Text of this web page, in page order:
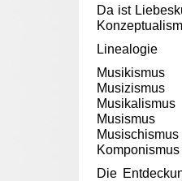
Da ist
Linealogie
Musikismus
Musizismus
Musikalismus
Musismus
Musischismus
Komponismus
Die